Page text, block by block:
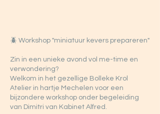
🪲 Workshop "miniatuur kevers prepareren"
Zin in een unieke avond vol me-time en
verwondering?
Welkom in het gezellige Bolleke Krol
Atelier in hartje Mechelen voor een
bijzondere workshop onder begeleiding
van Dimitri van Kabinet Alfred.